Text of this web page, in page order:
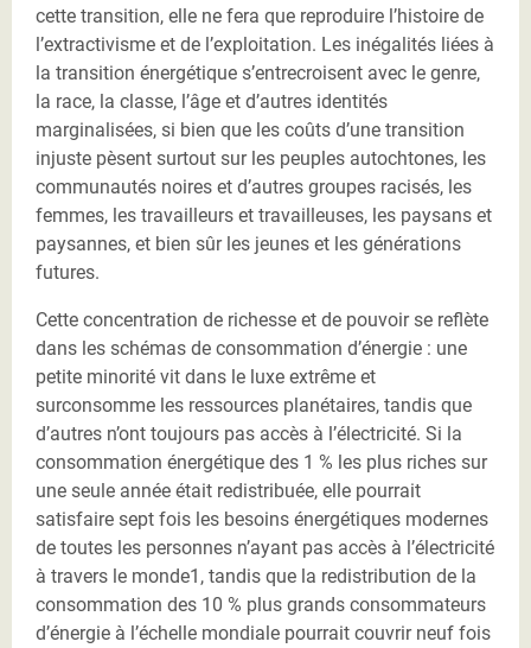
cette transition, elle ne fera que reproduire l’histoire de
l’extractivisme et de l’exploitation. Les inégalités liées à
la transition énergétique s’entrecroisent avec le genre,
la race, la classe, l’âge et d’autres identités
marginalisées, si bien que les coûts d’une transition
injuste pèsent surtout sur les peuples autochtones, les
communautés noires et d’autres groupes racisés, les
femmes, les travailleurs et travailleuses, les paysans et
paysannes, et bien sûr les jeunes et les générations
futures.
Cette concentration de richesse et de pouvoir se reflète
dans les schémas de consommation d’énergie : une
petite minorité vit dans le luxe extrême et
surconsomme les ressources planétaires, tandis que
d’autres n’ont toujours pas accès à l’électricité. Si la
consommation énergétique des 1 % les plus riches sur
une seule année était redistribuée, elle pourrait
satisfaire sept fois les besoins énergétiques modernes
de toutes les personnes n’ayant pas accès à l’électricité
à travers le monde1, tandis que la redistribution de la
consommation des 10 % plus grands consommateurs
d’énergie à l’échelle mondiale pourrait couvrir neuf fois